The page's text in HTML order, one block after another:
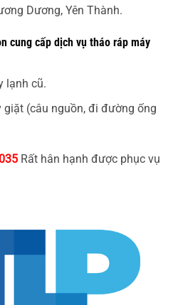
Dương, Yên Thành.
cung cấp dịch vụ tháo ráp máy
lạnh cũ.
(câu nguồn, đi đường ống
Rất hân hạnh được phục vụ